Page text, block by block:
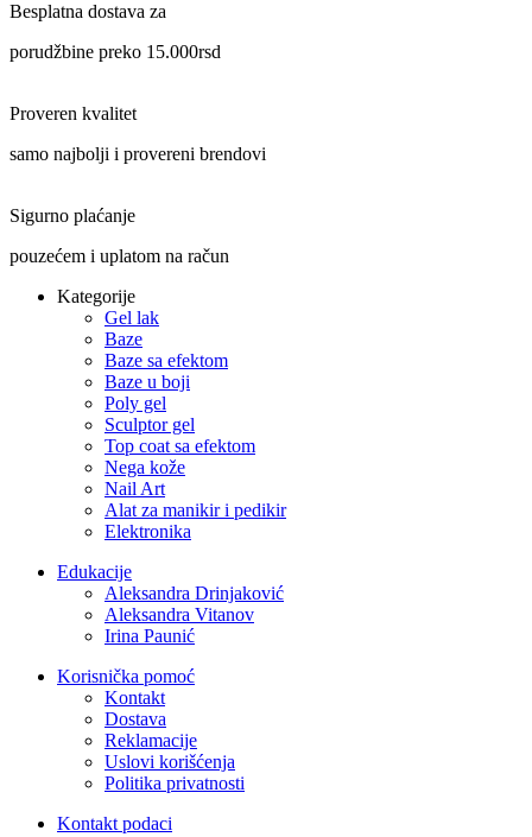
Besplatna dostava za
porudžbine preko 15.000rsd
Proveren kvalitet
samo najbolji i provereni brendovi
Sigurno plaćanje
pouzećem i uplatom na račun
Kategorije
Gel lak
Baze
Baze sa efektom
Baze u boji
Poly gel
Sculptor gel
Top coat sa efektom
Nega kože
Nail Art
Alat za manikir i pedikir
Elektronika
Edukacije
Aleksandra Drinjaković
Aleksandra Vitanov
Irina Paunić
Korisnička pomoć
Kontakt
Dostava
Reklamacije
Uslovi korišćenja
Politika privatnosti
Kontakt podaci